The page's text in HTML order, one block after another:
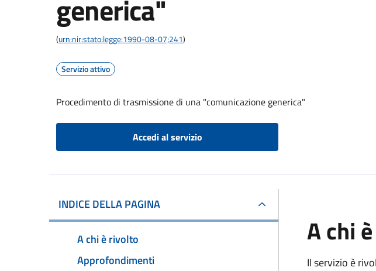
generica"
(urn:nir:stato:legge:1990-08-07;241)
Servizio attivo
Procedimento di trasmissione di una "comunicazione generica"
Accedi al servizio
INDICE DELLA PAGINA
A chi è rivolto
Approfondimenti
A chi
Il servizio è